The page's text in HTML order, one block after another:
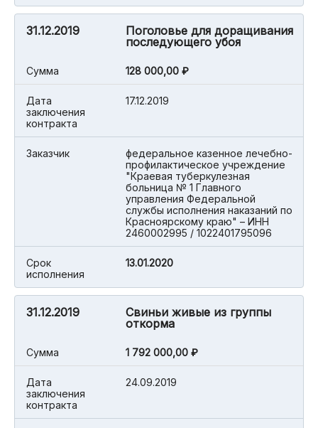
31.12.2019
Поголовье для доращивания
последующего убоя
Cумма 128 000,00 ₽
Дата
заключения
контракта
17.12.2019
Заказчик
федеральное казенное лечебно-
профилактическое учреждение
"Краевая туберкулезная
больница № 1 Главного
управления Федеральной
службы исполнения наказаний по
Красноярскому краю" – ИНН
2460002995 / 1022401795096
Срок
исполнения
13.01.2020
31.12.2019
Свиньи живые из группы
откорма
Cумма 1 792 000,00 ₽
Дата
заключения
контракта
24.09.2019